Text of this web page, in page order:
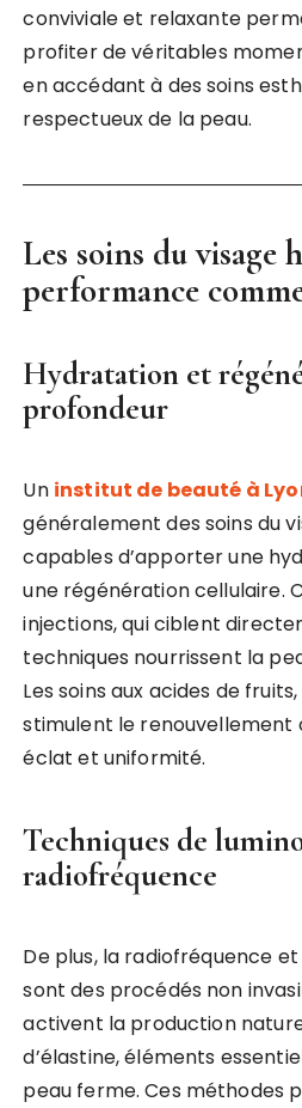
conviviale et relaxante
profiter de véritables
en accédant à des soins
respectueux de la peau.
Les soins du visage
performance
Hydratation et
profondeur
Un institut de beauté à
généralement des soins du
capables d’apporter une
une régénération cellulaire.
injections, qui ciblent
techniques nourrissent la
Les soins aux acides de
stimulent le
éclat et uniformité.
Techniques de
radiofréquence
De plus, la radiofréquence
sont des procédés non
activent la production
d’élastine, éléments
peau ferme. Ces méthodes